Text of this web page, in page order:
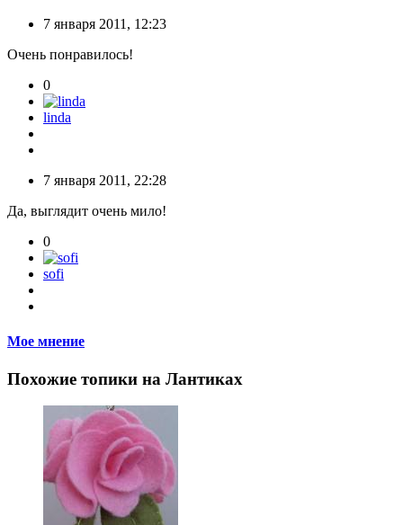
7 января 2011, 12:23
Очень понравилось!
0
linda
7 января 2011, 22:28
Да, выглядит очень мило!
0
sofi
Мое мнение
Похожие топики на Лантиках